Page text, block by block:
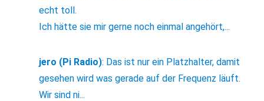
echt toll.
Ich hätte sie mir gerne noch einmal angehört,...
jero (Pi Radio): Das ist nur ein Platzhalter, damit
gesehen wird was gerade auf der Frequenz läuft.
Wir sind ni...